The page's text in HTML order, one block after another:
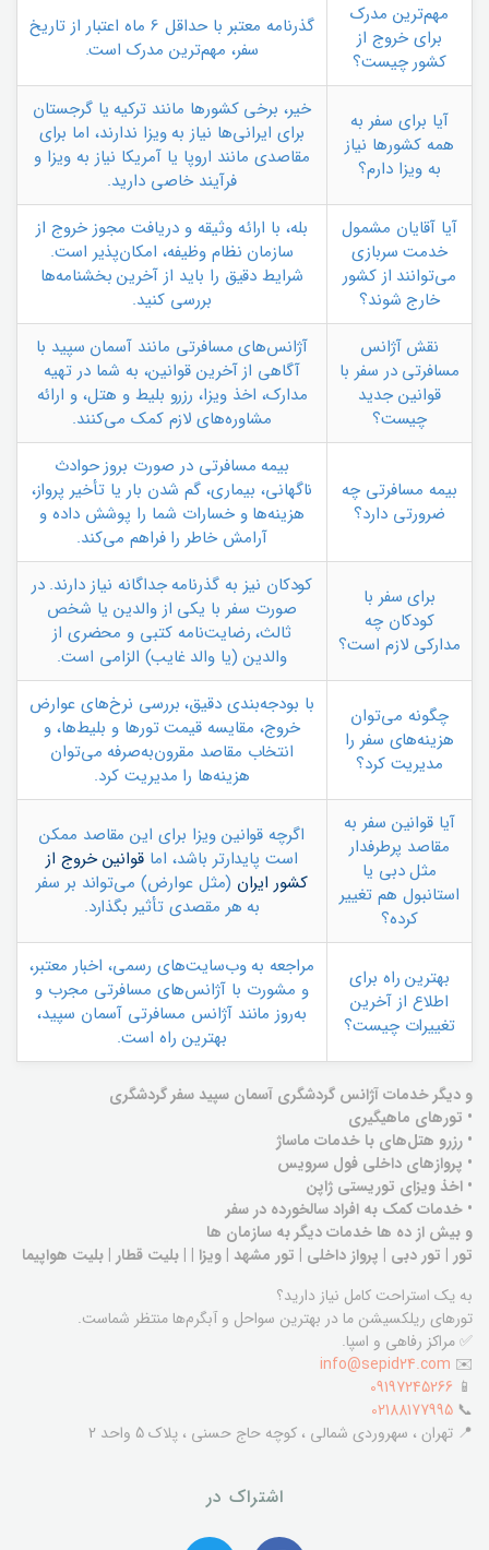
مهم‌ترین مدرک
برای خروج از
کشور چیست؟
گذرنامه معتبر با حداقل 6 ماه اعتبار از تاریخ
سفر، مهم‌ترین مدرک است.
آیا برای سفر به
همه کشورها نیاز
به ویزا دارم؟
خیر، برخی کشورها مانند ترکیه یا گرجستان
برای ایرانی‌ها نیاز به ویزا ندارند، اما برای
مقاصدی مانند اروپا یا آمریکا نیاز به ویزا و
فرآیند خاصی دارید.
آیا آقایان مشمول
خدمت سربازی
می‌توانند از کشور
خارج شوند؟
بله، با ارائه وثیقه و دریافت مجوز خروج از
سازمان نظام وظیفه، امکان‌پذیر است.
شرایط دقیق را باید از آخرین بخشنامه‌ها
بررسی کنید.
نقش آژانس
مسافرتی در سفر با
قوانین جدید
چیست؟
آژانس‌های مسافرتی مانند آسمان سپید با
آگاهی از آخرین قوانین، به شما در تهیه
مدارک، اخذ ویزا، رزرو بلیط و هتل، و ارائه
مشاوره‌های لازم کمک می‌کنند.
بیمه مسافرتی چه
ضرورتی دارد؟
بیمه مسافرتی در صورت بروز حوادث
ناگهانی، بیماری، گم شدن بار یا تأخیر پرواز،
هزینه‌ها و خسارات شما را پوشش داده و
آرامش خاطر را فراهم می‌کند.
برای سفر با
کودکان چه
مدارکی لازم است؟
کودکان نیز به گذرنامه جداگانه نیاز دارند. در
صورت سفر با یکی از والدین یا شخص
ثالث، رضایت‌نامه کتبی و محضری از
والدین (یا والد غایب) الزامی است.
چگونه می‌توان
هزینه‌های سفر را
مدیریت کرد؟
با بودجه‌بندی دقیق، بررسی نرخ‌های عوارض
خروج، مقایسه قیمت تورها و بلیط‌ها، و
انتخاب مقاصد مقرون‌به‌صرفه می‌توان
هزینه‌ها را مدیریت کرد.
آیا قوانین سفر به
مقاصد پرطرفدار
مثل دبی یا
استانبول هم تغییر
کرده؟
اگرچه قوانین ویزا برای این مقاصد ممکن
است پایدارتر باشد، اما قوانین خروج از
کشور ایران (مثل عوارض) می‌تواند بر سفر
به هر مقصدی تأثیر بگذارد.
بهترین راه برای
اطلاع از آخرین
تغییرات چیست؟
مراجعه به وب‌سایت‌های رسمی، اخبار معتبر،
و مشورت با آژانس‌های مسافرتی مجرب و
به‌روز مانند آژانس مسافرتی آسمان سپید،
بهترین راه است.
و دیگر خدمات آژانس گردشگری آسمان سپید سفر گردشگری
• تورهای ماهیگیری
• رزرو هتل‌های با خدمات ماساژ
• پروازهای داخلی فول سرویس
• اخذ ویزای توریستی ژاپن
• خدمات کمک به افراد سالخورده در سفر
و بیش از ده ها خدمات دیگر به سازمان ها
تور | تور دبی | پرواز داخلی | تور مشهد | ویزا | | بلیت قطار | بلیت هواپیما
به یک استراحت کامل نیاز دارید؟
تورهای ریلکسیشن ما در بهترین سواحل و آبگرم‌ها منتظر شماست.
✅ مراکز رفاهی و اسپا.
✉️
info@sepid24.com
📱
09197245266
📞
02188177995
📍 تهران ، سهروردی شمالی ، کوچه حاج حسنی ، پلاک 5 واحد 2
اشتراک در